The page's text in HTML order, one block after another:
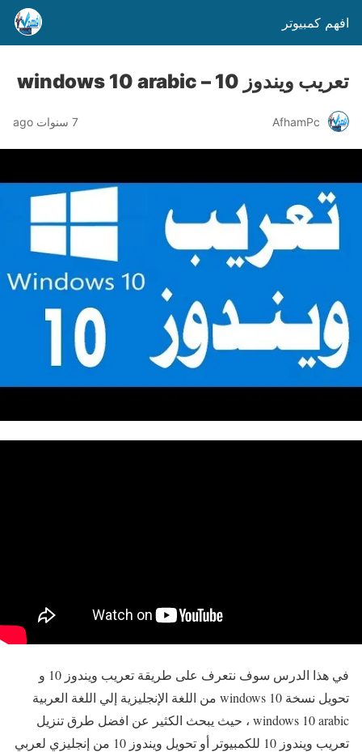
افهم كمبيوتر
تعريب ويندوز 10 – windows 10 arabic
AfhamPc 7 سنوات ago
في هذا الدرس سوف نتعرف على طريقة تعريب ويندوز 10 و
تحويل نسخة windows 10 من اللغة الإنجليزية إلي اللغة العربية
windows 10 arabic ، حيث يبحث الكثير عن افضل طرق تنزيل
تعريب ويندوز 10 للكمبيوتر أو تحويل ويندوز 10 من إنجليزي لعربي